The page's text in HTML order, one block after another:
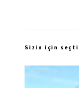
Sizin için